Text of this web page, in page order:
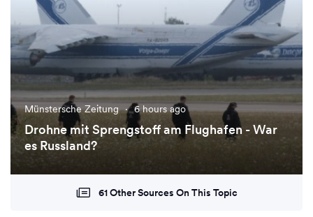
Münstersche Zeitung · 6 hours ago
Drohne mit Sprengstoff am Flughafen - War
es Russland?
61 Other Sources On This Topic